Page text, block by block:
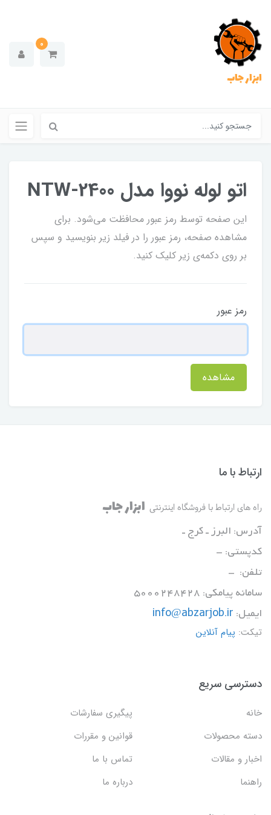
ابزار جاب
0
اتو لوله نووا مدل NTW-2400
این صفحه توسط رمز عبور محافظت می‌شود. برای
مشاهده صفحه، رمز عبور را در فیلد زیر بنویسید و سپس
بر روی دکمه‌ی زیر کلیک کنید.
رمز عبور
مشاهده
ارتباط با ما
راه های ارتباط با فروشگاه اینترنتی ابزار جاب
آدرس: البرز ـ کرج ـ
کدپستی: -
تلفن: -
سامانه پیامکی: 5000248428
ایمیل: info@abzarjob.ir
تیکت: پیام آنلاین
دسترسی سریع
خانه
پیگیری سفارشات
دسته محصولات
قوانین و مقررات
اخبار و مقالات
تماس با ما
راهنما
درباره ما